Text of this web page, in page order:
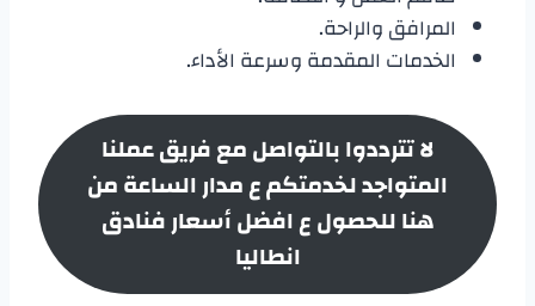
المرافق والراحة.
الخدمات المقدمة وسرعة الأداء.
لا تترددوا بالتواصل مع فريق عملنا
المتواجد لخدمتكم ع مدار الساعة من
هنا للحصول ع افضل أسعارفنادق
انطاليا